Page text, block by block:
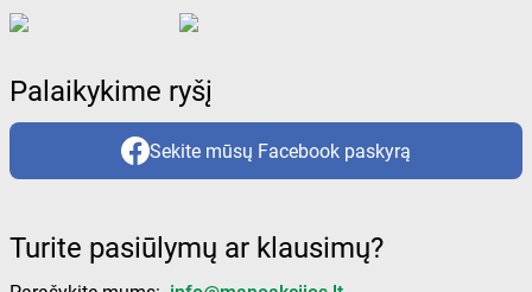
Palaikykime ryšį
Sekite mūsų Facebook paskyrą
Turite pasiūlymų ar klausimų?